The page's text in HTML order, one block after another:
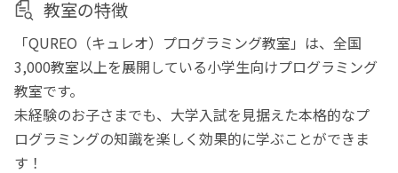
教室の特徴
「QUREO（キュレオ）プログラミング教室」は、全国
3,000教室以上を展開している小学生向けプログラミング
教室です。
未経験のお子さまでも、大学入試を見据えた本格的なプ
ログラミングの知識を楽しく効果的に学ぶことができま
す！